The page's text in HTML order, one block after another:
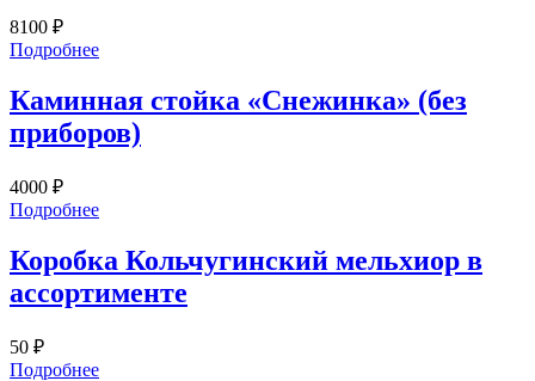
8100 ₽
Подробнее
Каминная стойка «Снежинка» (без
приборов)
4000 ₽
Подробнее
Коробка Кольчугинский мельхиор в
ассортименте
50 ₽
Подробнее